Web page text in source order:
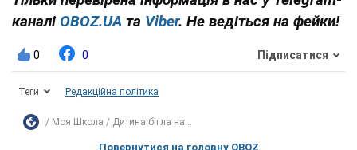
каналі OBOZ.UA та Viber. Не ведіться на фейки!
0 0 Підписатися
Теги Редакційна політика
Моя Школа Дитина бігла на...
Повернутися на головну OBOZ